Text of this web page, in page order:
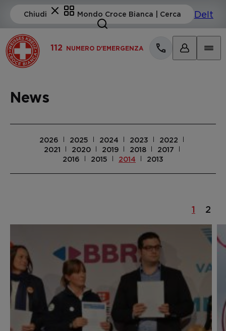
112 NUMERO D'EMERGENZA
News
2026 2025 2024 2023
2022
2021
2020 2019 2018
2017
2016
2015 2014 2013
1 2